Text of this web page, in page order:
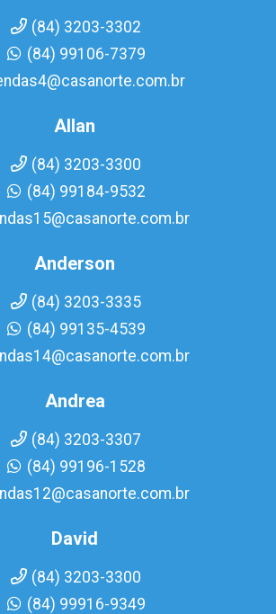
(84) 3203-3302
(84) 99106-7379
Allan
(84) 3203-3300
(84) 99184-9532
Anderson
(84) 3203-3335
(84) 99135-4539
Andrea
(84) 3203-3307
(84) 99196-1528
David
(84) 3203-3300
(84) 99916-9349